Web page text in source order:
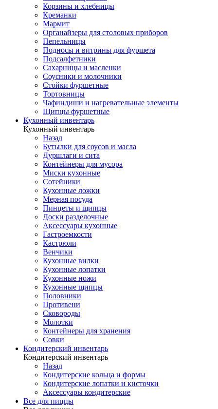
Корзины и хлебницы
Креманки
Мармит
Органайзеры для столовых приборов
Пепельницы
Подносы и витрины для фуршета
Подсалфетники
Сахарницы и масленки
Соусники и молочники
Стойки фуршетные
Тортовницы
Чафиндиши и нагревательные элементы
Щипцы фуршетные
Кухонный инвентарь
Кухонный инвентарь
Назад
Бутылки для соусов и масла
Дуршлаги и сита
Контейнеры для мусора
Миски кухонные
Сотейники
Кухонные ложки
Мерная посуда
Пинцеты и щипцы
Доски разделочные
Аксессуары кухонные
Гастроемкости
Кастрюли
Венчики
Кухонные вилки
Кухонные лопатки
Кухонные ножи
Кухонные щипцы
Половники
Противени
Сковороды
Молотки
Контейнеры для хранения
Совки
Кондитерский инвентарь
Кондитерский инвентарь
Назад
Кондитерские кольца и формы
Кондитерские лопатки и кисточки
Аксессуары кондитерские
Все для пиццы